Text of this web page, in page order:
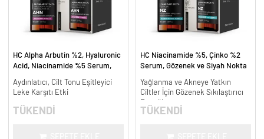
HC Alpha Arbutin %2, Hyaluronic
Acid, Niacinamide %5 Serum,
ml.
Aydınlatıcı, Cilt Tonu Eşitleyici
Leke Karşıtı Etki
TÜKENDİ
HC Niacinamide %5, Çinko %2
Serum, Gözenek ve Siyah Nokta
30 ml.
Yağlanma ve Akneye Yatkın
Ciltler İçin Gözenek Sıkılaştırıcı
Formül
TÜKENDİ